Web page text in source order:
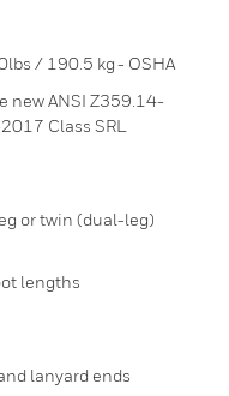
/ 190.5 kg - OSHA
new ANSI Z359.14-
Class SRL
or twin (dual-leg)
lengths
lanyard ends